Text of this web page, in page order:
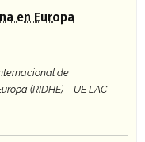
en Europa
de
(RIDHE) – UE LAC